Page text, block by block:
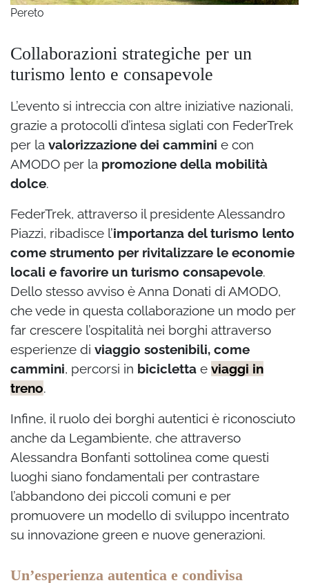
Pereto
Collaborazioni strategiche per un
turismo lento e consapevole
L’evento si intreccia con altre iniziative nazionali,
grazie a protocolli d’intesa siglati con FederTrek
per la valorizzazione dei cammini e con
AMODO per la promozione della mobilità
dolce.
FederTrek, attraverso il presidente Alessandro
Piazzi, ribadisce l’importanza del turismo lento
come strumento per rivitalizzare le economie
locali e favorire un turismo consapevole.
Dello stesso avviso è Anna Donati di AMODO,
che vede in questa collaborazione un modo per
far crescere l’ospitalità nei borghi attraverso
esperienze di viaggio sostenibili, come
cammini, percorsi in bicicletta e viaggi in
treno.
Infine, il ruolo dei borghi autentici è riconosciuto
anche da Legambiente, che attraverso
Alessandra Bonfanti sottolinea come questi
luoghi siano fondamentali per contrastare
l’abbandono dei piccoli comuni e per
promuovere un modello di sviluppo incentrato
su innovazione green e nuove generazioni.
Un’esperienza autentica e condivisa